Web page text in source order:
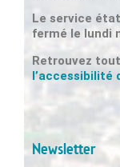
Le service
fermé le lundi
Retrouvez
l’accessibilité
Newsletter